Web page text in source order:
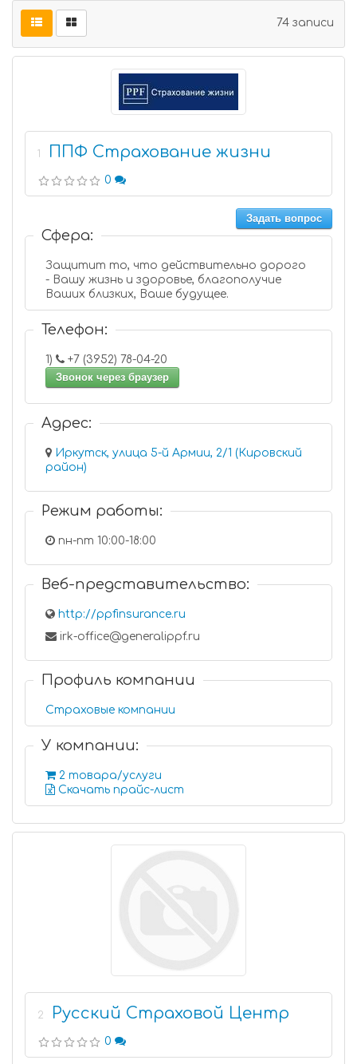
74 записи
1 ППФ Страхование жизни
0
Задать вопрос
Сфера:
Защитит то, что действительно дорого
- Вашу жизнь и здоровье, благополучие
Ваших близких, Ваше будущее.
Телефон:
1)
+7 (3952) 78-04-20
Звонок через браузер
Адрес:
Иркутск, улица 5-й Армии, 2/1 (Кировский
район)
Режим работы:
пн-пт 10:00-18:00
Веб-представительство:
http://ppfinsurance.ru
irk-office@generalippf.ru
Профиль компании
Страховые компании
У компании:
2 товара/услуги
Скачать прайс-лист
2 Русский Страховой Центр
0